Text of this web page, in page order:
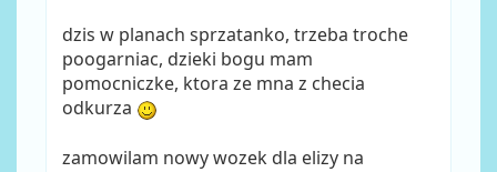
dzis w planach sprzatanko, trzeba troche
poogarniac, dzieki bogu mam
pomocniczke, ktora ze mna z checia
odkurza
zamowilam nowy wozek dla elizy na